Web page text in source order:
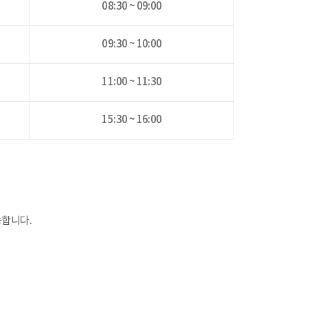
08:30 ~ 09:00
09:30 ~ 10:00
11:00 ~ 11:30
15:30 ~ 16:00
니다.